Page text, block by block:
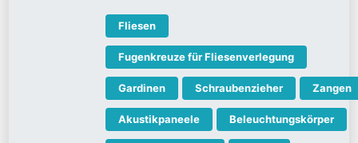
Fliesen
Fugenkreuze für Fliesenverlegung
Gardinen Schraubenzieher Zangen
Akustikpaneele Beleuchtungskörper